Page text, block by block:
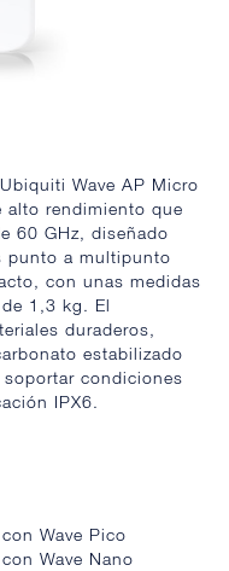
Wave AP Micro
alto rendimiento que
60 GHz, diseñado
punto a multipunto
con unas medidas
1,3 kg. El
duraderos,
estabilizado
condiciones
IPX6.
Wave Pico
Wave Nano